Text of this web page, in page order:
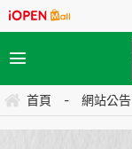
首頁 - 網站公告